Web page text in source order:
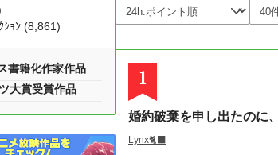
1
婚約破棄を申し出たのに
Lynx🐈‍⬛
ｼｮﾝ (8,861)
書籍化作家作品
大賞受賞作品